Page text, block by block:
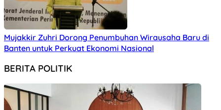
Mujakkir Zuhri Dorong Penumbuhan Wirausaha Baru di
Banten untuk Perkuat Ekonomi Nasional
BERITA POLITIK